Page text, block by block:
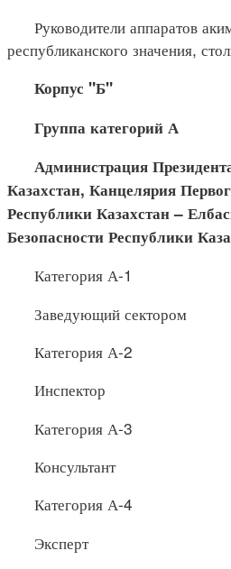
Руководители аппаратов
республиканского значения,
Корпус "Б"
Группа категорий А
Администрация
Казахстан, Канцелярия
Республики Казахстан –
Безопасности Республики
Категория А-1
Заведующий сектором
Категория А-2
Инспектор
Категория А-3
Консультант
Категория А-4
Эксперт